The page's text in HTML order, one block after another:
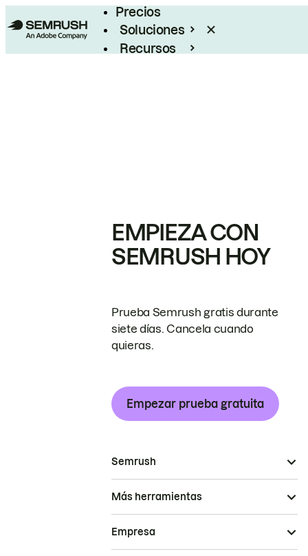
Precios
Soluciones
Recursos
EMPIEZA CON
SEMRUSH HOY
Prueba Semrush gratis durante
siete días. Cancela cuando
quieras.
Empezar prueba gratuita
Semrush
Más herramientas
Empresa